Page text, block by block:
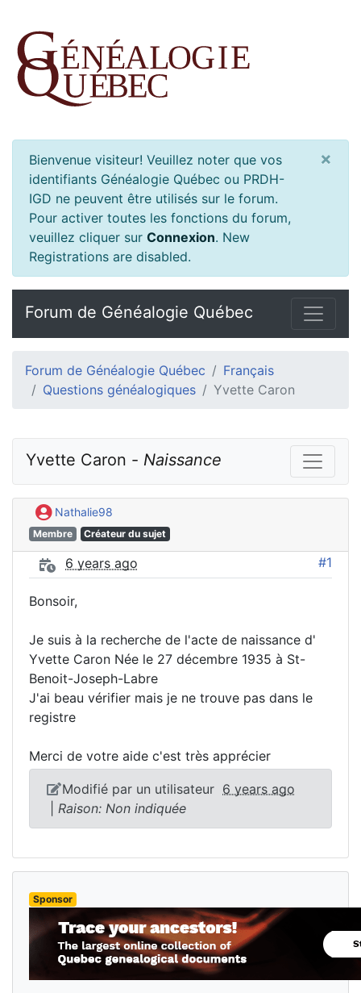
Bienvenue visiteur! Veuillez noter que vos
identifiants Généalogie Québec ou PRDH-
IGD ne peuvent être utilisés sur le forum.
Pour activer toutes les fonctions du forum,
veuillez cliquer sur Connexion. New
Registrations are disabled.
×
Forum de Généalogie Québec
Forum de Généalogie Québec
Français
Questions généalogiques
Yvette Caron
Yvette Caron - Naissance
Nathalie98
Membre Créateur du sujet
6 years ago #1
Bonsoir,
Je suis à la recherche de l'acte de naissance d'
Yvette Caron Née le 27 décembre 1935 à St-
Benoit-Joseph-Labre
J'ai beau vérifier mais je ne trouve pas dans le
registre
Merci de votre aide c'est très apprécier
Modifié par un utilisateur 6 years ago
Raison: Non indiquée
Sponsor